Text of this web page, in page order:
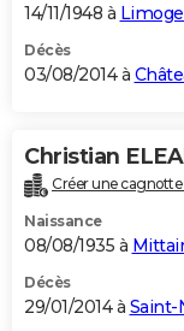
14/11/1948 à
Décès
03/08/2014 à
Christian
Créer une cagnotte
Naissance
08/08/1935 à
Décès
29/01/2014 à Saint-